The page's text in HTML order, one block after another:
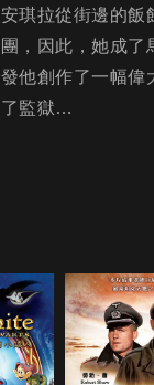
安琪拉從街邊的飯
團，因此，她成
發他創作了一幅偉
了監獄…